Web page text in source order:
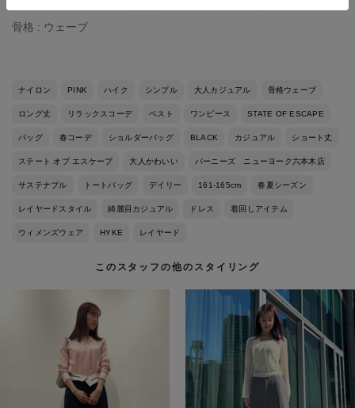
骨格 : ウェーブ
ナイロン PINK ハイク シンプル 大人カジュアル 骨格ウェーブ
ロング丈 リラックスコーデ ベスト ワンピース STATE OF ESCAPE
バッグ 春コーデ ショルダーバッグ BLACK カジュアル ショート丈
ステート オブ エスケープ 大人かわいい バーニーズ ニューヨーク六本木店
サステナブル トートバッグ デイリー 161-165cm 春夏シーズン
レイヤードスタイル 綺麗目カジュアル ドレス 着回しアイテム
ウィメンズウェア HYKE レイヤード
このスタッフの他のスタイリング